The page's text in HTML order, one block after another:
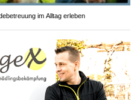
im Alltag erleben